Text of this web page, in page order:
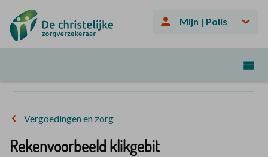
Mijn | Polis
Vergoedingen en zorg
Rekenvoorbeeld klikgebit